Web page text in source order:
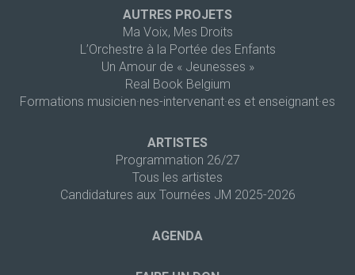
AUTRES PROJETS
Ma Voix, Mes Droits
L’Orchestre à la Portée des Enfants
Un Amour de « Jeunesses »
Real Book Belgium
Formations musicien·nes-intervenant·es et enseignant·es
ARTISTES
Programmation 26/27
Tous les artistes
Candidatures aux Tournées JM 2025-2026
AGENDA